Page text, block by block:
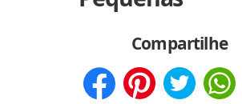
Compartilhe